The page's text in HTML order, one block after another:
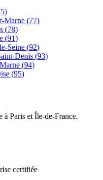
)
Marne (77)
(78)
(91)
Seine (92)
Denis (93)
(94)
(95)
à Paris et Île-de-France.
certifiée